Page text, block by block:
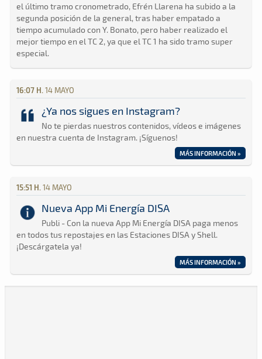
el último tramo cronometrado, Efrén Llarena ha subido a la
segunda posición de la general, tras haber empatado a
tiempo acumulado con Y. Bonato, pero haber realizado el
mejor tiempo en el TC 2, ya que el TC 1 ha sido tramo super
especial.
16:07 H. 14 MAYO
¿Ya nos sigues en Instagram?
No te pierdas nuestros contenidos, vídeos e imágenes
en nuestra cuenta de Instagram. ¡Síguenos!
MÁS INFORMACIÓN »
15:51 H. 14 MAYO
Nueva App Mi Energía DISA
Publi - Con la nueva App Mi Energía DISA paga menos
en todos tus repostajes en las Estaciones DISA y Shell.
¡Descárgatela ya!
MÁS INFORMACIÓN »